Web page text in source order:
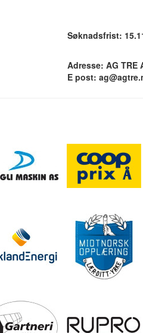
Søknadsfrist:
Adresse: AG TRE
E post: